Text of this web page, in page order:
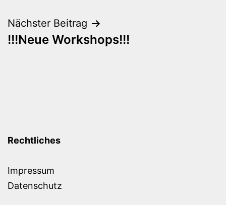
Nächster Beitrag
!!!Neue Workshops!!!
Rechtliches
Impressum
Datenschutz